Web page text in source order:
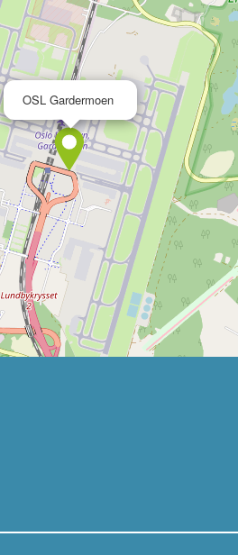
OSL Gardermoen